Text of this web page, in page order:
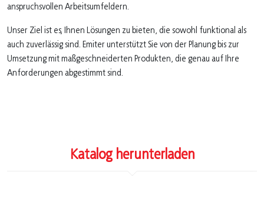
anspruchsvollen Arbeitsumfeldern.
Unser Ziel ist es, Ihnen Lösungen zu bieten, die sowohl funktional als
auch zuverlässig sind. Emiter unterstützt Sie von der Planung bis zur
Umsetzung mit maßgeschneiderten Produkten, die genau auf Ihre
Anforderungen abgestimmt sind.
Katalog herunterladen